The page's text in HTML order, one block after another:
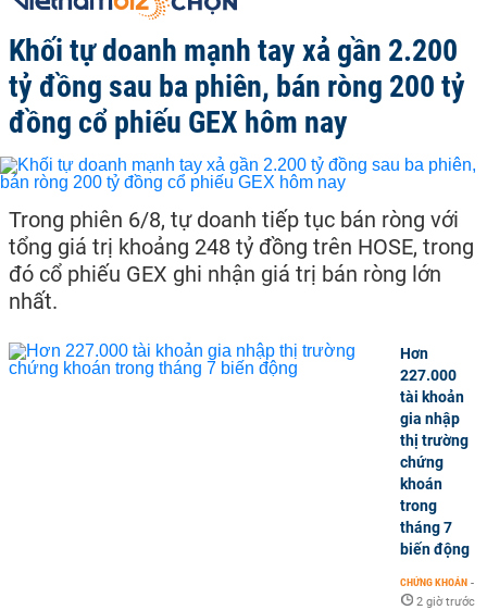
Khối tự doanh mạnh tay xả gần 2.200
tỷ đồng sau ba phiên, bán ròng 200 tỷ
đồng cổ phiếu GEX hôm nay
Trong phiên 6/8, tự doanh tiếp tục bán ròng với
tổng giá trị khoảng 248 tỷ đồng trên HOSE, trong
đó cổ phiếu GEX ghi nhận giá trị bán ròng lớn
nhất.
Hơn
227.000
tài khoản
gia nhập
thị trường
chứng
khoán
trong
tháng 7
biến động
CHỨNG KHOÁN -
2 giờ trước